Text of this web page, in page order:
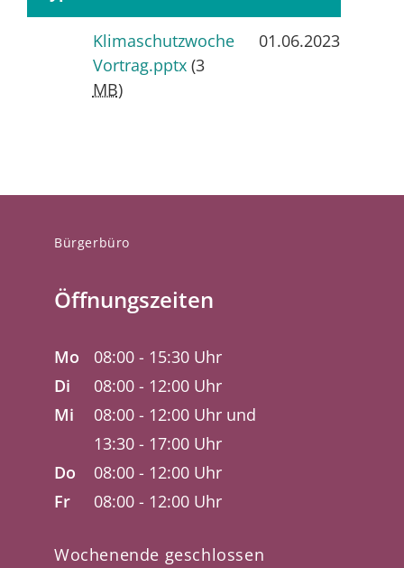
Klimaschutzwoche
Vortrag.pptx (3
MB)
01.06.2023
Bürgerbüro
Öffnungszeiten
Mo
08:00 - 15:30 Uhr
Di
08:00 - 12:00 Uhr
Mi
08:00 - 12:00 Uhr und
13:30 - 17:00 Uhr
Do
08:00 - 12:00 Uhr
Fr
08:00 - 12:00 Uhr
Wochenende geschlossen